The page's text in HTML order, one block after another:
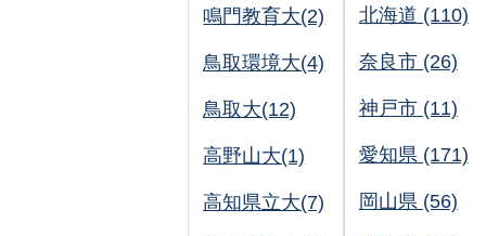
鳴門教育大(2)
鳥取環境大(4)
鳥取大(12)
高野山大(1)
高知県立大(7)
北海道 (110)
奈良市 (26)
神戸市 (11)
愛知県 (171)
岡山県 (56)